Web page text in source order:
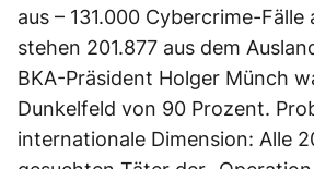
aus – 131.000 Cybercrime-Fälle
stehen 201.877 aus dem
BKA-Präsident Holger Münch
Dunkelfeld von 90 Prozent.
internationale Dimension: Alle